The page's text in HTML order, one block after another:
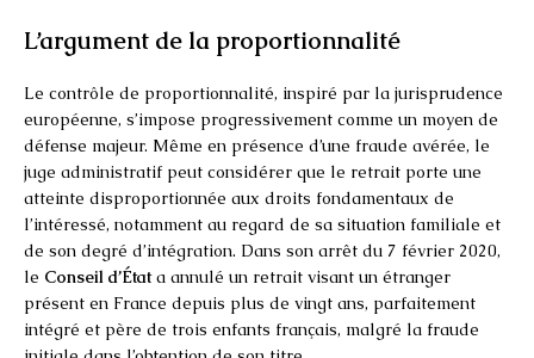
L’argument de la proportionnalité
Le contrôle de proportionnalité, inspiré par la jurisprudence
européenne, s’impose progressivement comme un moyen de
défense majeur. Même en présence d’une fraude avérée, le
juge administratif peut considérer que le retrait porte une
atteinte disproportionnée aux droits fondamentaux de
l’intéressé, notamment au regard de sa situation familiale et
de son degré d’intégration. Dans son arrêt du 7 février 2020,
le Conseil d’Étata annulé un retrait visant un étranger
présent en France depuis plus de vingt ans, parfaitement
intégré et père de trois enfants français, malgré la fraude